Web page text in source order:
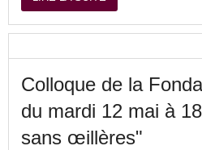
Colloque de la
du mardi 12 mai à
sans œillères"